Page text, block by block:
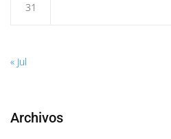
31
« Jul
Archivos